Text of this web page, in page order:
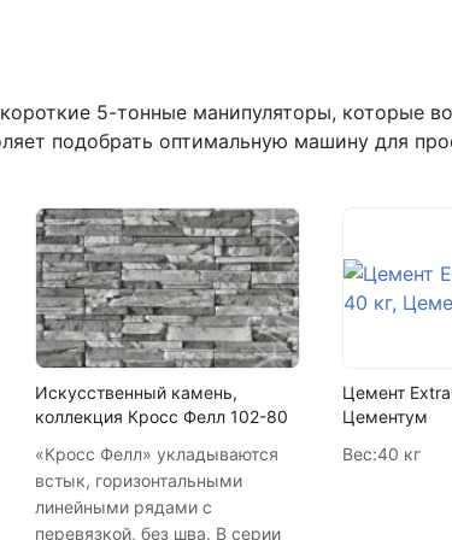
г.Самара, ул. Садовая, дом
пн-пт с 9:00 до 18:00
+7 (993) 993-77-22
Написать в МАКС
Написать в Telegram
Написать на почту
5-тонные манипуляторы, которые
подобрать оптимальную машину для
Искусственный камень,
коллекция Кросс Фелл 102-80
«Кросс Фелл» укладываются
встык, горизонтальными
линейными рядами с
перевязкой, без шва. В серии
Цемент
Цементум
Вес:40 кг